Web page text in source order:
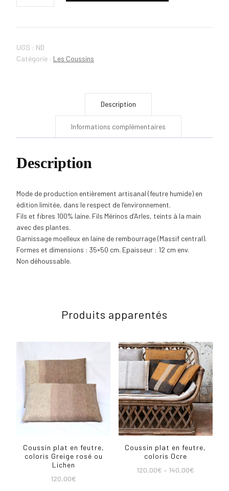
UGS : ND
Catégorie : Les Coussins
Description
Informations complémentaires
Description
Mode de production entièrement artisanal (feutre humide) en
édition limitée, dans le respect de l’environnement.
Fils et fibres 100% laine. Fils Mérinos d’Arles, teints à la main
avec des plantes.
Garnissage moelleux en laine de rembourrage (Massif central).
Formes et dimensions : 35×50 cm. Epaisseur : 12 cm env.
Non déhoussable.
Produits apparentés
Coussin plat en feutre,
coloris Greige rosé ou
Lichen
120,00€
Coussin plat en feutre,
coloris Ocre
120,00€ – 140,00€